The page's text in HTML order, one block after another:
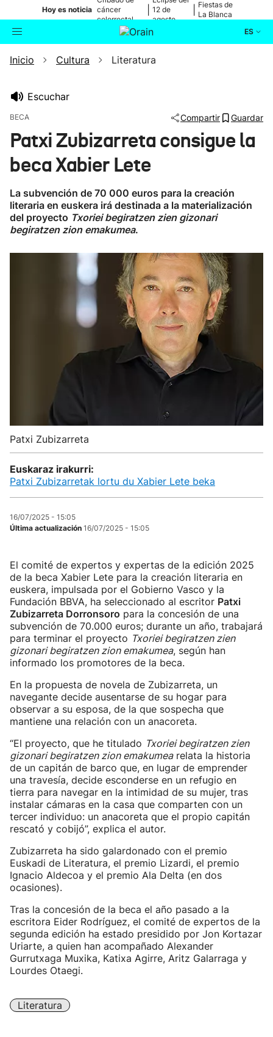
Hoy es noticia cáncer
colorrectal
12 de
agosto
Fiestas de
La Blanca
ES
Buscador Actualidad
Ikusmiran
Eguraldia
Inicio Cultura Literatura
Escuchar
BECA Compartir Guardar
Patxi Zubizarreta consigue la
beca Xabier Lete
La subvención de 70 000 euros para la creación
literaria en euskera irá destinada a la materialización
del proyecto Txoriei begiratzen zien gizonari
begiratzen zion emakumea.
Patxi Zubizarreta
Euskaraz irakurri:
Patxi Zubizarretak lortu du Xabier Lete beka
16/07/2025 - 15:05
Última actualización 16/07/2025 - 15:05
El comité de expertos y expertas de la edición 2025
de la beca Xabier Lete para la creación literaria en
euskera, impulsada por el Gobierno Vasco y la
Fundación BBVA, ha seleccionado al escritor Patxi
Zubizarreta Dorronsoro para la concesión de una
subvención de 70.000 euros; durante un año, trabajará
para terminar el proyecto Txoriei begiratzen zien
gizonari begiratzen zion emakumea, según han
informado los promotores de la beca.
En la propuesta de novela de Zubizarreta, un
navegante decide ausentarse de su hogar para
observar a su esposa, de la que sospecha que
mantiene una relación con un anacoreta.
“El proyecto, que he titulado Txoriei begiratzen zien
gizonari begiratzen zion emakumearelata la historia
de un capitán de barco que, en lugar de emprender
una travesía, decide esconderse en un refugio en
tierra para navegar en la intimidad de su mujer, tras
instalar cámaras en la casa que comparten con un
tercer individuo: un anacoreta que el propio capitán
rescató y cobijó”, explica el autor.
Zubizarreta ha sido galardonado con el premio
Euskadi de Literatura, el premio Lizardi, el premio
Ignacio Aldecoa y el premio Ala Delta (en dos
ocasiones).
Tras la concesión de la beca el año pasado a la
escritora Eider Rodríguez, el comité de expertos de la
segunda edición ha estado presidido por Jon Kortazar
Uriarte, a quien han acompañado Alexander
Gurrutxaga Muxika, Katixa Agirre, Aritz Galarraga y
Lourdes Otaegi.
Literatura